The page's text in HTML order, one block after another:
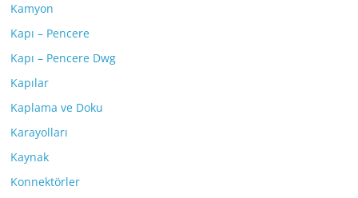
Kamyon
Kapı – Pencere
Kapı – Pencere Dwg
Kapılar
Kaplama ve Doku
Karayolları
Kaynak
Konnektörler